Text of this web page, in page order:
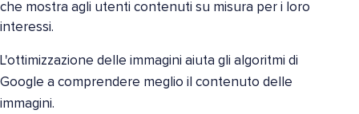
che mostra agli utenti contenuti su misura per i loro
interessi.
L'ottimizzazione delle immagini aiuta gli algoritmi di
Google a comprendere meglio il contenuto delle
immagini.